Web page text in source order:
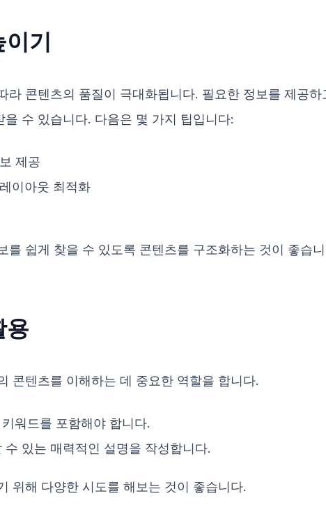
기
라 콘텐츠의 품질이 극대화됩니다. 필요한 정보를 제공
수 있습니다. 다음은 몇 가지 팁입니다:
제공
이아웃 최적화
를 쉽게 찾을 수 있도록 콘텐츠를 구조화하는 것이 좋습
용
콘텐츠를 이해하는 데 중요한 역할을 합니다.
워드를 포함해야 합니다.
수 있는 매력적인 설명을 작성합니다.
위해 다양한 시도를 해보는 것이 좋습니다.